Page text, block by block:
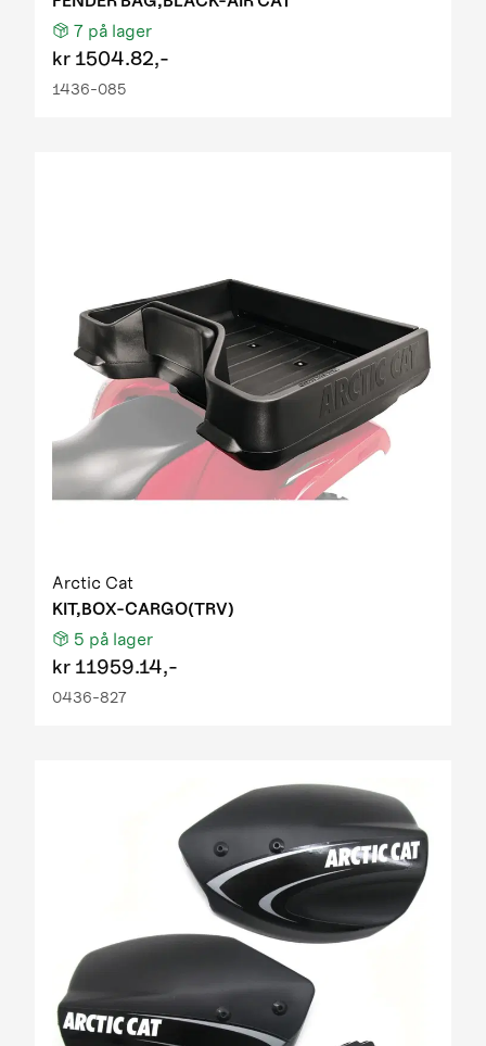
7 på lager
kr 1504.82,-
1436-085
Arctic Cat
KIT,BOX-CARGO(TRV)
5 på lager
kr 11959.14,-
0436-827